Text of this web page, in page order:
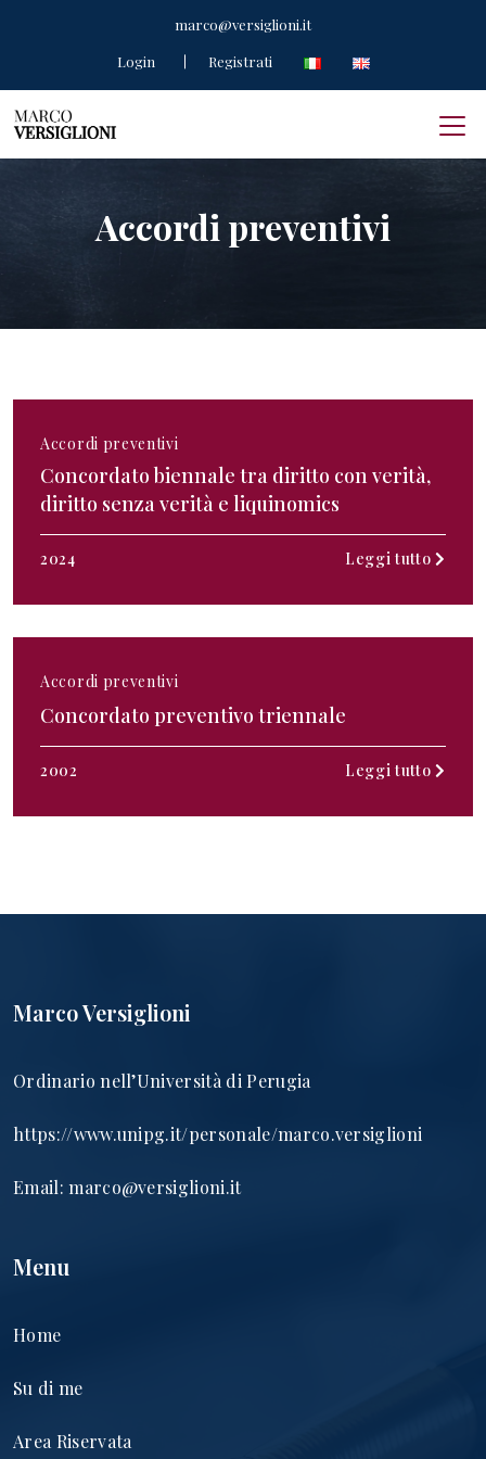
marco@versiglioni.it
Login
Registrati
Accordi preventivi
Accordi preventivi
Concordato biennale tra diritto con verità,
diritto senza verità e liquinomics
2024 Leggi tutto
Accordi preventivi
Concordato preventivo triennale
2002 Leggi tutto
Marco Versiglioni
Ordinario nell’Università di Perugia
https://www.unipg.it/personale/marco.versiglioni
Email:marco@versiglioni.it
Menu
Home
Su di me
Area Riservata